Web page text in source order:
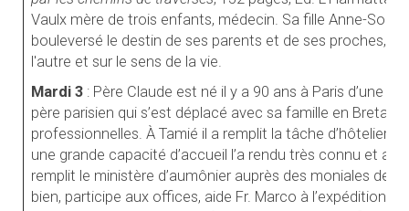
Vaulx mère de trois enfants, médecin. Sa fille Anne-
bouleversé le destin de ses parents et de ses proches,
l'autre et sur le sens de la vie.
Mardi 3 : Père Claude est né il y a 90 ans à Paris d’une
père parisien qui s’est déplacé avec sa famille en
professionnelles. À Tamié il a remplit la tâche d’hôtelier
une grande capacité d’accueil l’a rendu très connu et
remplit le ministère d’aumônier auprès des moniales de
bien, participe aux offices, aide Fr. Marco à l’expédition